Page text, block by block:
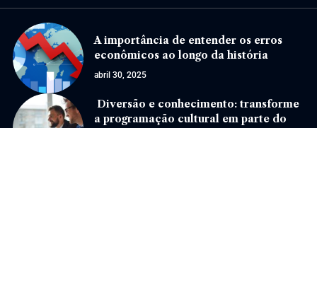
A importância de entender os erros
econômicos ao longo da história
abril 30, 2025
Diversão e conhecimento: transforme
a programação cultural em parte do